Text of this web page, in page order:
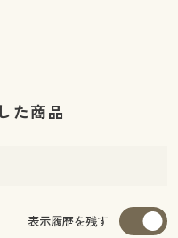
た商品
表示履歴を残す